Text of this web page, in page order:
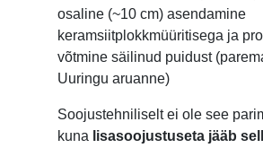
osaline (~10 cm) asendamine
keramsiitplokkmüüritisega ja
võtmine säilinud puidust
Uuringu aruanne)
Soojustehniliselt ei ole see
kuna lisasoojustuseta jääb